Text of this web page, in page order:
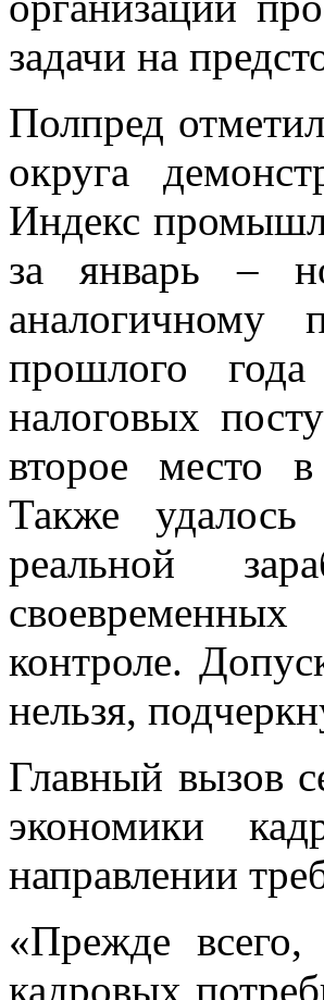
задачи на
Полпред
округа
Индекс
за январь –
прошлого
налоговых
второе место
Также удалось
реальной
контроле.
нельзя,
Главный вызов
экономики
направлении
«Прежде всего,
кадровых